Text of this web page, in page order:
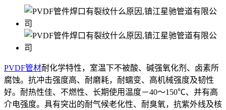
PVDF管材耐化学特性，室温下不被酸、碱强氧化剂、卤素所
腐蚀。抗冲击强度高、耐磨耗，耐蠕变、高机械强度及韧性
好。耐热性佳、不燃性、长期使用温度－40～150℃、并有高
介电强度。具有突出的耐气候老化性、耐臭氧，抗紫外线及核